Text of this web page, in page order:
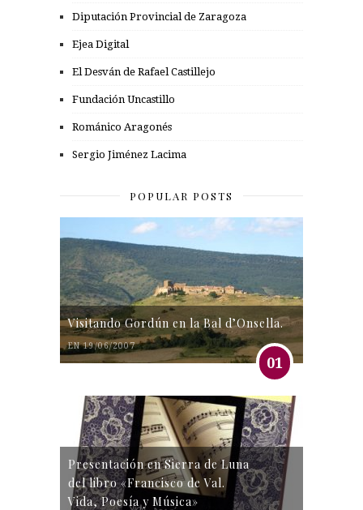
Diputación Provincial de Zaragoza
Ejea Digital
El Desván de Rafael Castillejo
Fundación Uncastillo
Románico Aragonés
Sergio Jiménez Lacima
POPULAR POSTS
Visitando Gordún en la Bal d’Onsella.
EN 19/06/2007
01
Presentación en Sierra de Luna
del libro «Francisco de Val.
Vida, Poesía y Música»